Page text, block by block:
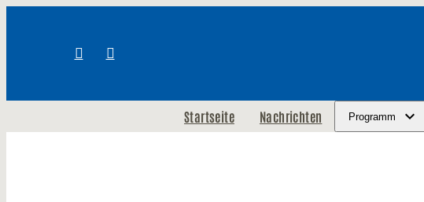
Startseite Nachrichten Programm